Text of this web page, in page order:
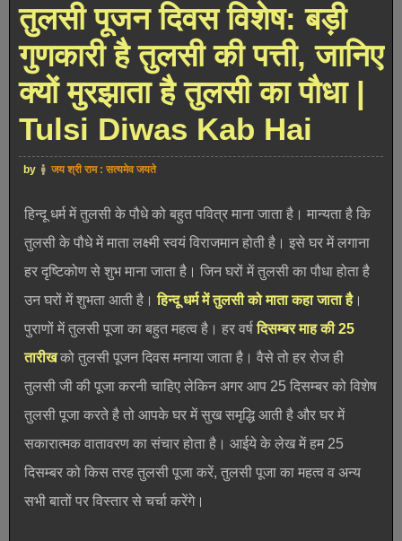
तुलसी पूजन दिवस विशेष: बड़ी
गुणकारी है तुलसी की पत्ती, जानिए
क्यों मुरझाता है तुलसी का पौधा |
Tulsi Diwas Kab Hai
by जय श्री राम : सत्यमेव जयते
हिन्दू धर्म में तुलसी के पौधे को बहुत पवित्र माना जाता है। मान्यता है कि
तुलसी के पौधे में माता लक्ष्मी स्वयं विराजमान होती है। इसे घर में लगाना
हर दृष्टिकोण से शुभ माना जाता है। जिन घरों में तुलसी का पौधा होता है
उन घरों में शुभता आती है।हिन्दू धर्म में तुलसी को माता कहा जाता है।
पुराणों में तुलसी पूजा का बहुत महत्व है। हर वर्षदिसम्बर माह की 25
तारीखको तुलसी पूजन दिवस मनाया जाता है। वैसे तो हर रोज ही
तुलसी जी की पूजा करनी चाहिए लेकिन अगर आप 25 दिसम्बर को विशेष
तुलसी पूजा करते है तो आपके घर में सुख समृद्धि आती है और घर में
सकारात्मक वातावरण का संचार होता है। आईये के लेख में हम 25
दिसम्बर को किस तरह तुलसी पूजा करें, तुलसी पूजा का महत्व व अन्य
सभी बातों पर विस्तार से चर्चा करेंगे।